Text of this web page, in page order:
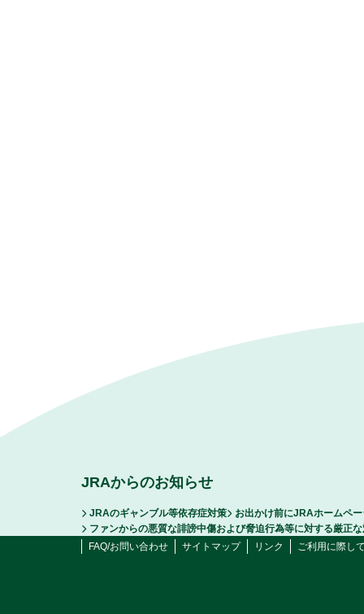
JRAからのお知らせ
JRAのギャンブル等依存症対策
お出かけ前にJRAホームペ
ファンからの悪質な誹謗中傷および脅迫行為等に対する厳正
FAQ/お問い合わせ
サイトマップ リンク ご利用に際し